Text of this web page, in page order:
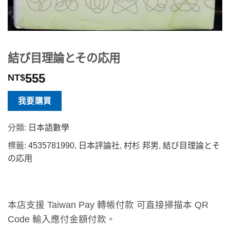
結び目理論とその応用
NT$555
我要購買
分類: 日本語數學
標籤: 4535781990, 日本評論社, 村杉 邦男, 結び目理論とそ
の応用
本店支援 Taiwan Pay 轉帳付款 可直接掃描本 QR
Code 輸入應付金額付款。